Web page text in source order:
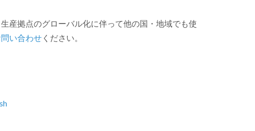
産拠点のグローバル化に伴って他の国・地域でも使
い合わせ ください。